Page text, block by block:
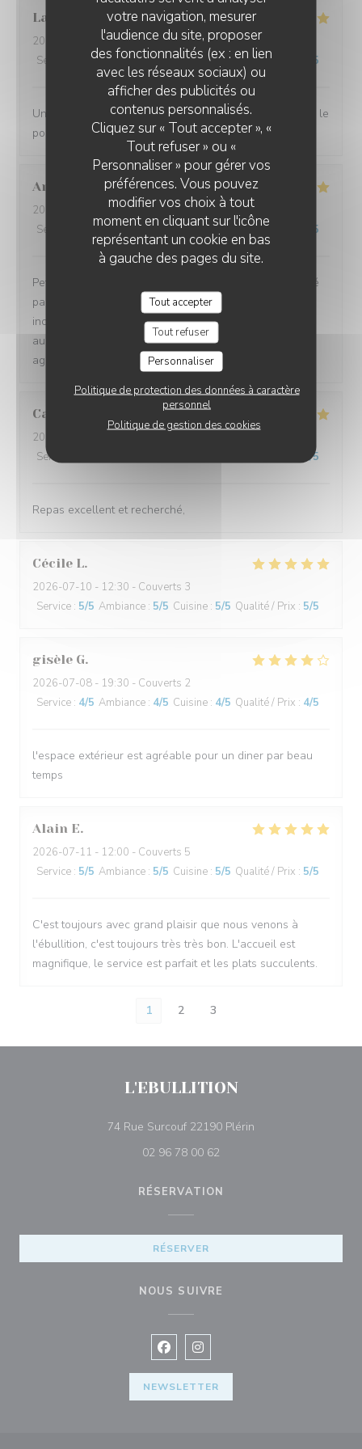
votre navigation, mesurer
l'audience du site, proposer
des fonctionnalités (ex : en lien
avec les réseaux sociaux) ou
afficher des publicités ou
contenus personnalisés.
Cliquez sur « Tout accepter », «
Tout refuser » ou «
Personnaliser » pour gérer vos
préférences. Vous pouvez
modifier vos choix à tout
moment en cliquant sur l'icône
représentant un cookie en bas
à gauche des pages du site.
Tout accepter
Tout refuser
Personnaliser
Politique de protection des données à caractère
personnel
Politique de gestion des cookies
Laurent
2026-07-10
- 12:00 - Couverts 2
Service
/5 Ambiance: 5 /5 Cuisine :5/5 Qualité / Prix /5
Une très bonne halte. Nous nous sommes régalés avec le
poulpe du chef.
Andrea
2026-07-08
- 19:00 - Couverts 2
Service
/5 Ambiance :5 /5 Cuisine: 5/5 Qualité / Prix /5
Petit restaurant à Saint Laurent qui m'a été recommandé
par une amie et on a bien fait d'y aller ! Le poulpe était
incroyablement tendre et délicieux. Le reste du repas
aussi d'ailleurs. Équipe très sympa et la terrasse très
agréable. A refaire !!
Cathy
2026-07-11
Service
5/5
Repas excellent et recherché,
Cécile L
2026-07-10 - 12:30 - Couverts 3
Service : 5/5 Ambiance : 5/5 Cuisine : 5/5 Qualité / Prix : 5/5
gisèle G
2026-07-08 - 19:30 - Couverts 2
Service : 4/5 Ambiance : 4/5 Cuisine : 4/5 Qualité / Prix : 4/5
l'espace extérieur est agréable pour un diner par beau
temps
Alain E
2026-07-11 - 12:00 - Couverts 5
Service : 5/5 Ambiance : 5/5 Cuisine : 5/5 Qualité / Prix : 5/5
C'est toujours avec grand plaisir que nous venons à
l'ébullition, c'est toujours très très bon. L'accueil est
magnifique, le service est parfait et les plats succulents.
1 2 3
L'EBULLITION
74 Rue Surcouf 22190 Plérin
02 96 78 00 62
RÉSERVATION
RÉSERVER
NOUS SUIVRE
Facebook ((ouvre une nouvelle
Instagram ((ouvre une
NEWSLETTER
L'EBULLITION